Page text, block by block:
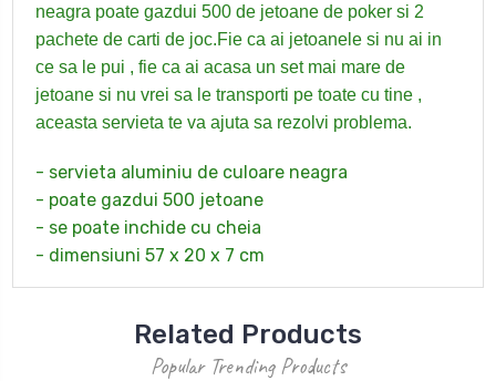
neagra poate gazdui 500 de jetoane de poker si 2
pachete de carti de joc.Fie ca ai jetoanele si nu ai in
ce sa le pui , fie ca ai acasa un set mai mare de
jetoane si nu vrei sa le transporti pe toate cu tine ,
aceasta servieta te va ajuta sa rezolvi problema.
- servieta aluminiu de culoare neagra
- poate gazdui 500 jetoane
- se poate inchide cu cheia
- dimensiuni 57 x 20 x 7 cm
Related Products
Popular Trending Products